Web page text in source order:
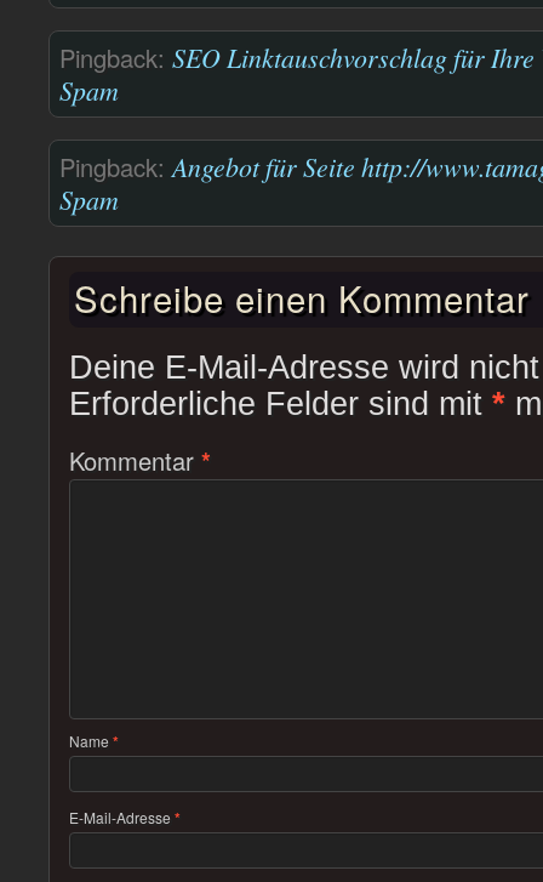
Pingback: SEO Linktauschvorschlag für
Spam
Pingback:Angebot für Seite http://
Spam
Schreibe einen Kommentar
Deine E-Mail-Adresse wird
Erforderliche Felder sind mit *
Kommentar *
Name *
E-Mail-Adresse *